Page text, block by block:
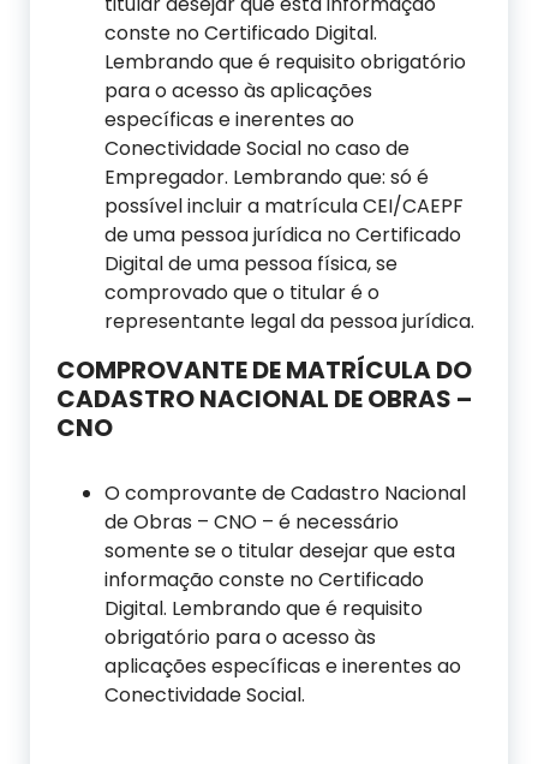
conste no Certificado Digital.
Lembrando que é requisito obrigatório
para o acesso às aplicações
específicas e inerentes ao
Conectividade Social no caso de
Empregador. Lembrando que: só é
possível incluir a matrícula CEI/CAEPF
de uma pessoa jurídica no Certificado
Digital de uma pessoa física, se
comprovado que o titular é o
representante legal da pessoa jurídica.
COMPROVANTE DE MATRÍCULA DO
CADASTRO NACIONAL DE OBRAS –
CNO
O comprovante de Cadastro Nacional
de Obras – CNO – é necessário
somente se o titular desejar que esta
informação conste no Certificado
Digital. Lembrando que é requisito
obrigatório para o acesso às
aplicações específicas e inerentes ao
Conectividade Social.